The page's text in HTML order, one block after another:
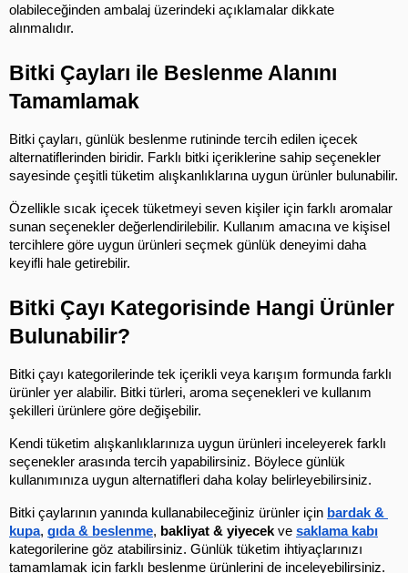
olabileceğinden ambalaj üzerindeki açıklamalar dikkate
alınmalıdır.
Bitki Çayları ile Beslenme Alanını
Tamamlamak
Bitki çayları, günlük beslenme rutininde tercih edilen içecek
alternatiflerinden biridir. Farklı bitki içeriklerine sahip seçenekler
sayesinde çeşitli tüketim alışkanlıklarına uygun ürünler bulunabilir.
Özellikle sıcak içecek tüketmeyi seven kişiler için farklı aromalar
sunan seçenekler değerlendirilebilir. Kullanım amacına ve kişisel
tercihlere göre uygun ürünleri seçmek günlük deneyimi daha
keyifli hale getirebilir.
Bitki Çayı Kategorisinde Hangi Ürünler
Bulunabilir?
Bitki çayı kategorilerinde tek içerikli veya karışım formunda farklı
ürünler yer alabilir. Bitki türleri, aroma seçenekleri ve kullanım
şekilleri ürünlere göre değişebilir.
Kendi tüketim alışkanlıklarınıza uygun ürünleri inceleyerek farklı
seçenekler arasında tercih yapabilirsiniz. Böylece günlük
kullanımınıza uygun alternatifleri daha kolay belirleyebilirsiniz.
Bitki çaylarının yanında kullanabileceğiniz ürünler için bardak &
kupa, gıda & beslenme, bakliyat & yiyecek ve saklama kabı
kategorilerine göz atabilirsiniz. Günlük tüketim ihtiyaçlarınızı
tamamlamak için farklı beslenme ürünlerini de inceleyebilirsiniz.